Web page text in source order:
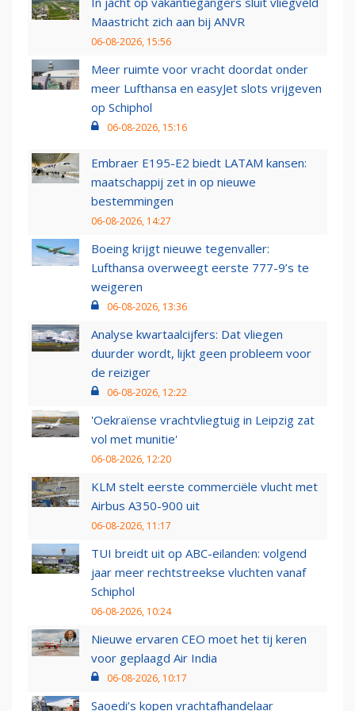
Maastricht zich aan bij ANVR
06-08-2026, 15:56
Meer ruimte voor vracht doordat onder
meer Lufthansa en easyJet slots vrijgeven
op Schiphol
06-08-2026, 15:16
Embraer E195-E2 biedt LATAM kansen:
maatschappij zet in op nieuwe
bestemmingen
06-08-2026, 14:27
Boeing krijgt nieuwe tegenvaller:
Lufthansa overweegt eerste 777-9’s te
weigeren
06-08-2026, 13:36
Analyse kwartaalcijfers: Dat vliegen
duurder wordt, lijkt geen probleem voor
de reiziger
06-08-2026, 12:22
'Oekraïense vrachtvliegtuig in Leipzig zat
vol met munitie'
06-08-2026, 12:20
KLM stelt eerste commerciële vlucht met
Airbus A350-900 uit
06-08-2026, 11:17
TUI breidt uit op ABC-eilanden: volgend
jaar meer rechtstreekse vluchten vanaf
Schiphol
06-08-2026, 10:24
Nieuwe ervaren CEO moet het tij keren
voor geplaagd Air India
06-08-2026, 10:17
Saoedi’s kopen vrachtafhandelaar